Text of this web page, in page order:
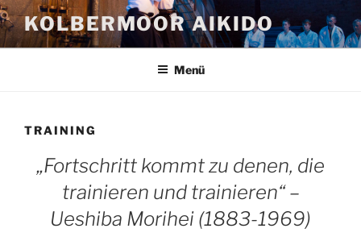
Zum
Inhalt
springen
KOLBERMOOR AIKIDO
Menü
TRAINING
„Fortschritt kommt zu denen, die
trainieren und trainieren“ –
Ueshiba Morihei (1883-1969)